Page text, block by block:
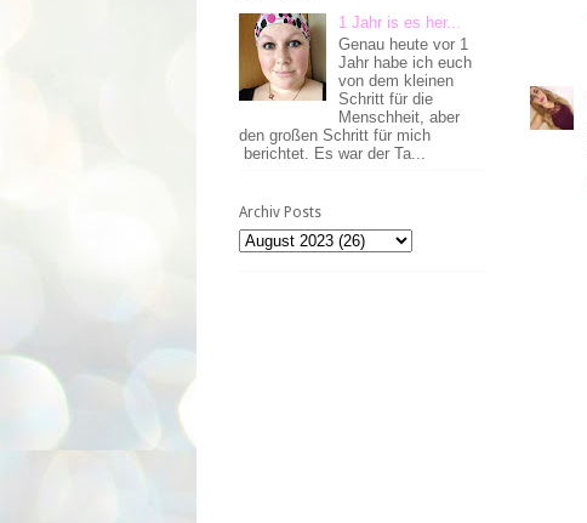
1 Jahr is es her...
Genau heute vor 1
Jahr habe ich euch
von dem kleinen
Schritt für die
Menschheit, aber
den großen Schritt für mich
berichtet. Es war der Ta...
Archiv Posts